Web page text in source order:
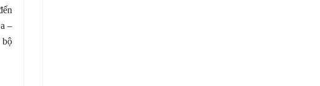
–
bộ